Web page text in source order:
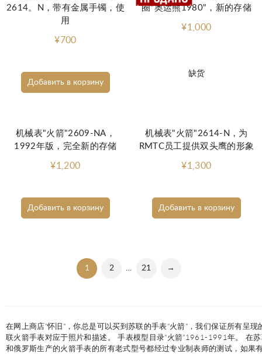
Добавить в корзину
2614。N，带有金属手镯，使
用
¥700
缺货
圈"奥运熊1980"，新的存储
¥1,000
Добавить в корзину
机械表"火箭"2609-NA，
1992年版，完全新的存储
¥1,200
Добавить в корзину
机械表"火箭"2614-N，为
RMTC员工提供双头鹰的形象
¥1,300
1 2 ... 21 →
在网上商店"怀旧"，你总是可以买到苏联的手表"火箭"，我们保证所有呈现
联火箭手表对应于照片和描述。 手表模型目录"火箭"1961-1991年。 在
和俄罗斯生产的火箭手表的所有老式型号都经过专业制表师的测试，如果